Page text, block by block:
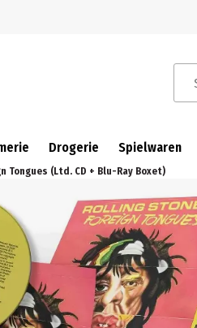
Drogerie Spielwaren
Tongues (Ltd. CD + Blu-Ray Boxet)